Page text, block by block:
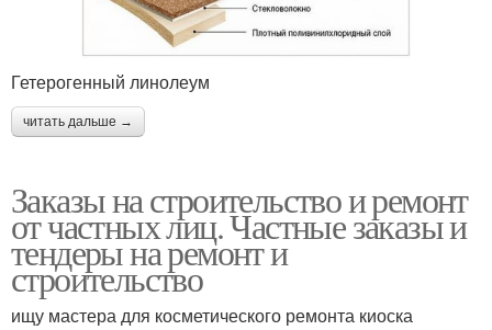
Гетерогенный линолеум
читать дальше →
Заказы на строительство и ремонт
от частных лиц. Частные заказы и
тендеры на ремонт и
строительство
ищу мастера для косметического ремонта киоска